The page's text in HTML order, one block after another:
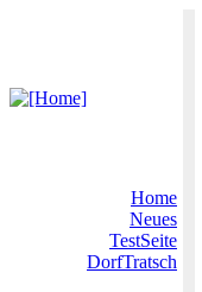
Home
Neues
TestSeite
DorfTratsch